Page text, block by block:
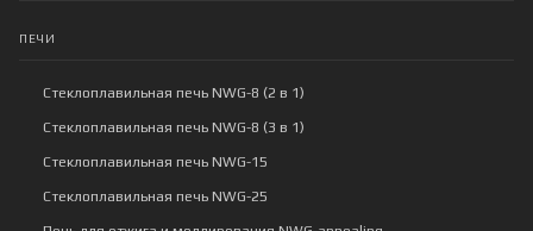
ПЕЧИ
Стеклоплавильная печь NWG-8 (2 в 1)
Стеклоплавильная печь NWG-8 (3 в 1)
Стеклоплавильная печь NWG-15
Стеклоплавильная печь NWG-25